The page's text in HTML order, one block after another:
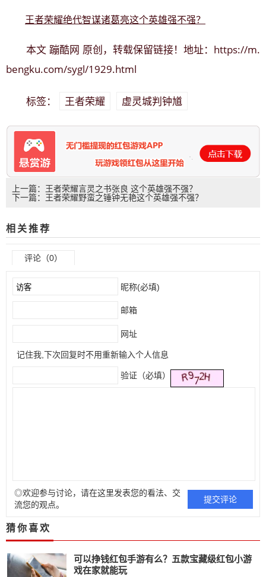
王者荣耀绝代智谋诸葛亮这个英雄强不强？
本文 蹦酷网 原创，转载保留链接！地址： https://m.
bengku.com/sygl/1929.html
标签： 王者荣耀 虚灵城判钟馗
上一篇：王者荣耀言灵之书张良 这个英雄强不强？
下一篇：王者荣耀野蛮之锤钟无艳这个英雄强不强？
相关推荐
评论（0）
昵称(必填)
邮箱
网址
记住我,下次回复时不用重新输入个人信息
验证（必填）
◎欢迎参与讨论，请在这里发表您的看法、交
流您的观点。
猜你喜欢
可以挣钱红包手游有么？五款宝藏级红包小游
戏在家就能玩